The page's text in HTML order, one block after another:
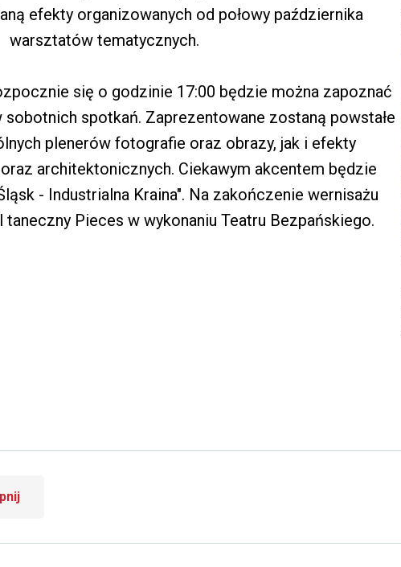
efekty organizowanych od połowy października
warsztatów tematycznych.
się o godzinie 17:00 będzie można zapoznać
spotkań. Zaprezentowane zostaną powstałe
plenerów fotografie oraz obrazy, jak i efekty
architektonicznych. Ciekawym akcentem będzie
- Industrialna Kraina". Na zakończenie wernisażu
taneczny Pieces w wykonaniu Teatru Bezpańskiego.